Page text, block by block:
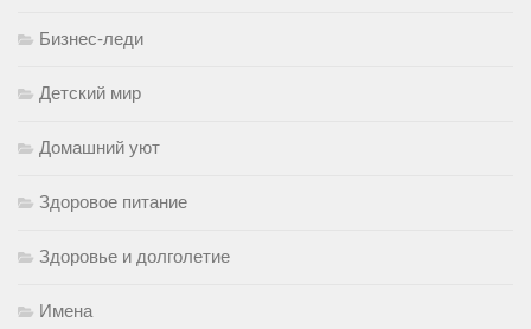
Бизнес-леди
Детский мир
Домашний уют
Здоровое питание
Здоровье и долголетие
Имена